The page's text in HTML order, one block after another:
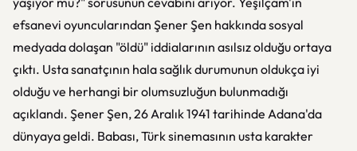
efsanevi oyuncularından Şener Şen hakkında sosyal
medyada dolaşan "öldü" iddialarının asılsız olduğu ortaya
çıktı. Usta sanatçının hala sağlık durumunun oldukça iyi
olduğu ve herhangi bir olumsuzluğun bulunmadığı
açıklandı. Şener Şen, 26 Aralık 1941 tarihinde Adana'da
dünyaya geldi. Babası, Türk sinemasının usta karakter